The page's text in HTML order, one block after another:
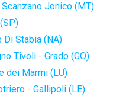
Jonico (MT)
Di Stabia (NA)
Tivoli - Grado (GO)
dei Marmi (LU)
- Gallipoli (LE)